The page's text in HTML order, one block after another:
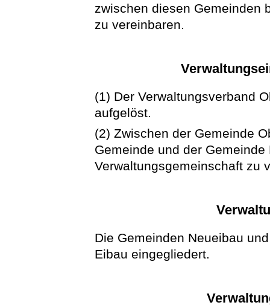
zwischen diesen Gemeinden
zu vereinbaren.
(1) Der Verwaltungsverband
aufgelöst.
(2) Zwischen der Gemeinde
Gemeinde und der
Verwaltungsgemeinschaft zu
Die Gemeinden Neueibau
Eibau eingegliedert.